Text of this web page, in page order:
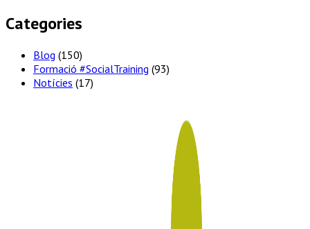
Categories
Blog (150)
Formació #SocialTraining (93)
Notícies (17)